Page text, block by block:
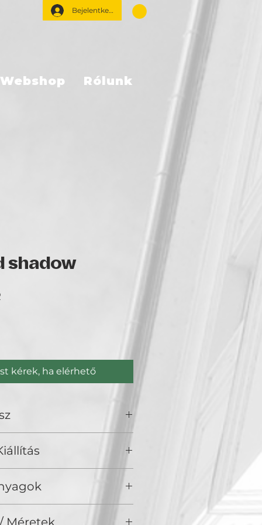
Bejelentkezés
Webshop Rólunk
shadow
kérek, ha elérhető
Méretek